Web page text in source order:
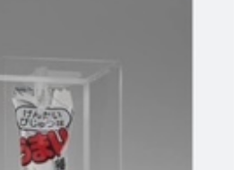
個別学習指導
学習指導